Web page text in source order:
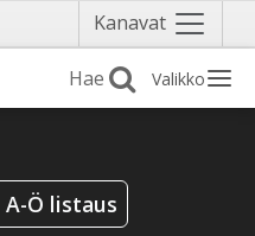
Kanavat Näytä
valikko
Valikko
A-Ö listaus